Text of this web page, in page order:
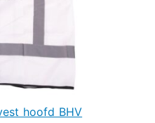
hoofd BHV